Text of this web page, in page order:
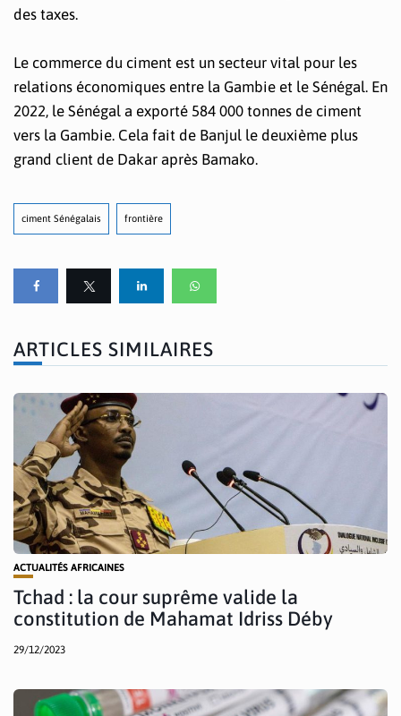
des taxes.
Le commerce du ciment est un secteur vital pour les
relations économiques entre la Gambie et le Sénégal. En
2022, le Sénégal a exporté 584 000 tonnes de ciment
vers la Gambie. Cela fait de Banjul le deuxième plus
grand client de Dakar après Bamako.
ciment Sénégalais frontière
ARTICLES SIMILAIRES
ACTUALITÉS AFRICAINES
Tchad : la cour suprême valide la
constitution de Mahamat Idriss Déby
29/12/2023